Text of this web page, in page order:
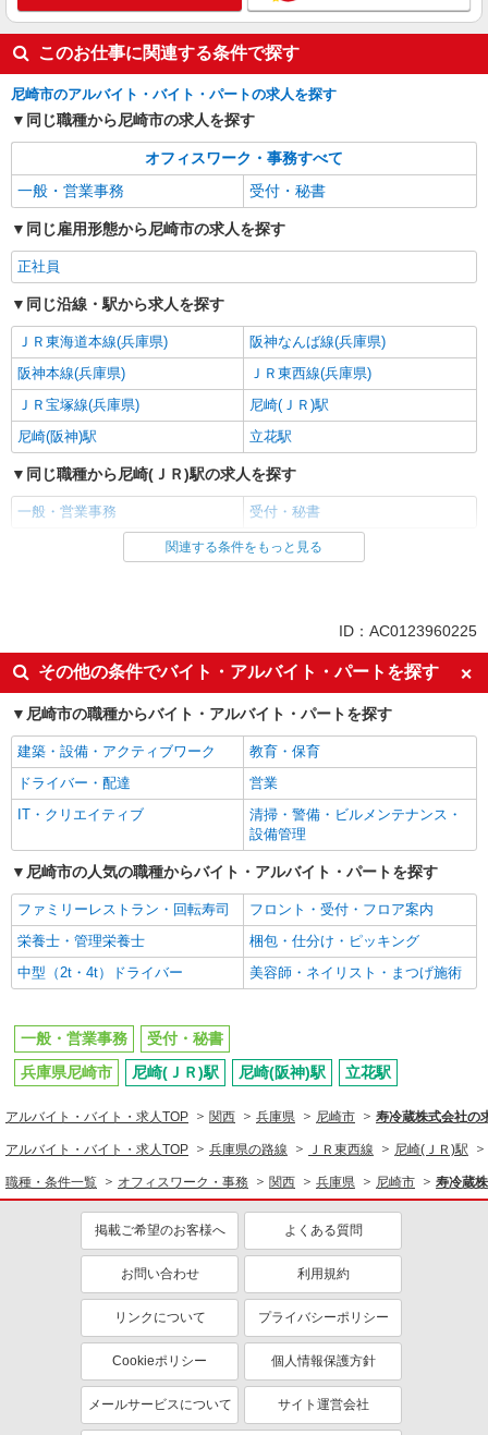
キープ 詳細を見る
このお仕事に関連する条件で探す
尼崎市のアルバイト・バイト・パートの求人を探す
同じ職種から尼崎市の求人を探す
オフィスワーク・事務すべて
一般・営業事務
受付・秘書
同じ雇用形態から尼崎市の求人を探す
正社員
同じ沿線・駅から求人を探す
ＪＲ東海道本線(兵庫県)
阪神なんば線(兵庫県)
阪神本線(兵庫県)
ＪＲ東西線(兵庫県)
ＪＲ宝塚線(兵庫県)
尼崎(ＪＲ)駅
尼崎(阪神)駅
立花駅
同じ職種から尼崎(ＪＲ)駅の求人を探す
一般・営業事務 受付・秘書
同じ雇用形態から尼崎(ＪＲ)駅の求人を探す
オフィスワーク・事務
一般・営業事務
関連する条件をもっと見る
ID：AC0123960225
その他の条件でバイト・アルバイト・パートを探す
尼崎市の職種からバイト・アルバイト・パートを探す
建築・設備・アクティブワーク
教育・保育
ドライバー・配達
営業
IT・クリエイティブ
清掃・警備・ビルメンテナンス・
設備管理
尼崎市の人気の職種からバイト・アルバイト・パートを探す
ファミリーレストラン・回転寿司
フロント・受付・フロア案内
栄養士・管理栄養士
梱包・仕分け・ピッキング
中型（2t・4t）ドライバー
美容師・ネイリスト・まつげ施術
一般・営業事務
受付・秘書
兵庫県尼崎市
尼崎(ＪＲ)駅 尼崎(阪神)駅 立花駅
アルバイト・バイト・求人TOP 関西 兵庫県 尼崎市 寿冷蔵株式会社の
アルバイト・バイト・求人TOP 兵庫県の路線 ＪＲ東西線 尼崎(ＪＲ)駅
職種・条件一覧 オフィスワーク・事務 関西 兵庫県 尼崎市 寿冷蔵
掲載ご希望のお客様へ よくある質問
お問い合わせ 利用規約
リンクについて プライバシーポリシー
Cookieポリシー 個人情報保護方針
メールサービスについて サイト運営会社